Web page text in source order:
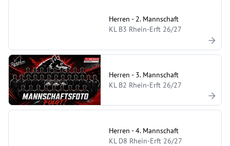
Herren - 2. Mannschaft
KL B3 Rhein-Erft 26/27
Herren - 3. Mannschaft
KL B2 Rhein-Erft 26/27
Herren - 4. Mannschaft
KL D8 Rhein-Erft 26/27